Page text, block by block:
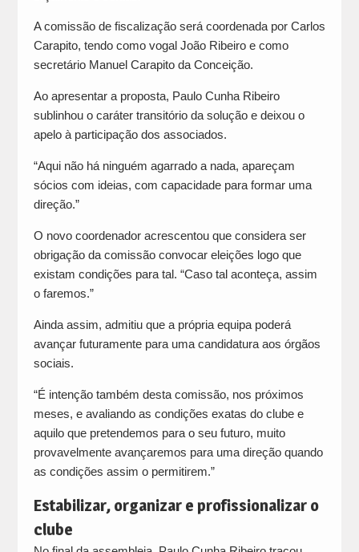
A comissão de fiscalização será coordenada por Carlos
Carapito, tendo como vogal João Ribeiro e como
secretário Manuel Carapito da Conceição.
Ao apresentar a proposta, Paulo Cunha Ribeiro
sublinhou o caráter transitório da solução e deixou o
apelo à participação dos associados.
“Aqui não há ninguém agarrado a nada, apareçam
sócios com ideias, com capacidade para formar uma
direção.”
O novo coordenador acrescentou que considera ser
obrigação da comissão convocar eleições logo que
existam condições para tal. “Caso tal aconteça, assim
o faremos.”
Ainda assim, admitiu que a própria equipa poderá
avançar futuramente para uma candidatura aos órgãos
sociais.
“É intenção também desta comissão, nos próximos
meses, e avaliando as condições exatas do clube e
aquilo que pretendemos para o seu futuro, muito
provavelmente avançaremos para uma direção quando
as condições assim o permitirem.”
Estabilizar, organizar e profissionalizar o
clube